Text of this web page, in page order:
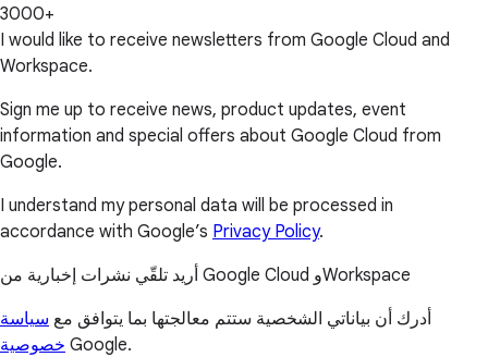
3000+
I would like to receive newsletters from Google Cloud and
Workspace.
Sign me up to receive news, product updates, event
information and special offers about Google Cloud from
Google.
I understand my personal data will be processed in
accordance with Google’s Privacy Policy.
أريد تلقّي نشرات إخبارية من Google Cloud وWorkspace
أدرك أن بياناتي الشخصية ستتم معالجتها بما يتوافق مع سياسة
خصوصية Google.